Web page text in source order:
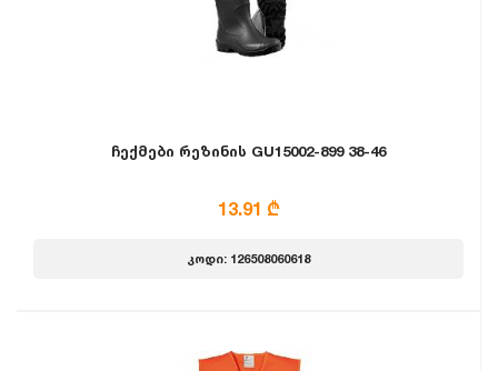
ჩექმები რეზინის GU15002-899 38-46
13.91 ₾
კოდი: 126508060618